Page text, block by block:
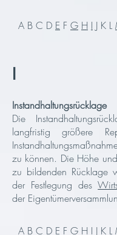
A B C D E F G H I J K L
I
Instandhaltungsrücklage
Die
langfristig größere
zu können. Die Höhe
zu bildenden Rücklage
der Festlegung des
der
A B C D E F G H I J K L